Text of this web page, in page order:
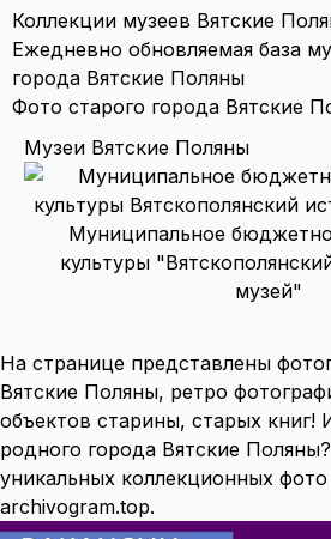
Коллекции музеев Вятские
Ежедневно обновляемая база
города Вятские Поляны
Фото старого города Вятские
Музеи Вятские Поляны
Муниципальное
культуры
музей"
На странице представлены
Вятские Поляны, ретро
объектов старины, старых книг!
родного города Вятские
уникальных коллекционных фото
archivogram.top.